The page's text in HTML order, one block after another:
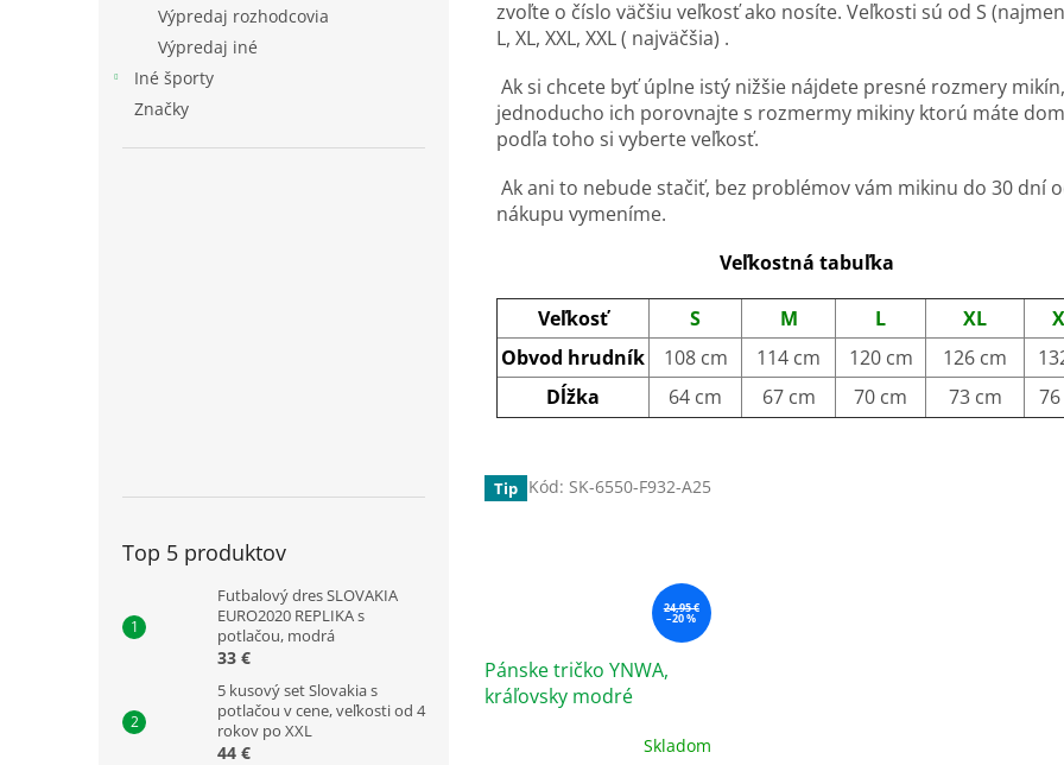
Výpredaj rozhodcovia
Výpredaj iné
Iné športy
Značky
Top 5 produktov
Futbalový dres SLOVAKIA
EURO2020 REPLIKA s
potlačou, modrá
33 €
5 kusový set Slovakia s
potlačou v cene, veľkosti od 4
rokov po XXL
44 €
zvoľte o číslo väčšiu veľkosť ako nosíte. Veľkosti sú od S
L, XL, XXL, XXL ( najväčšia) .
Ak si chcete byť úplne istý nižšie nájdete presné rozmery mikín,
jednoducho ich porovnajte s rozmermy mikiny ktorú máte
podľa toho si vyberte veľkosť.
Ak ani to nebude stačiť, bez problémov vám mikinu do 30 dní
nákupu vymeníme.
Veľkostná tabuľka
Veľkosť S M L XL
Obvod hrudník
108 cm 114 cm 120 cm 126 cm
Dĺžka
64 cm 67 cm 70 cm 73 cm
Tip
24,95 €
–20 %
Pánske tričko YNWA,
kráľovsky modré
Skladom
Kód: SK-6550-F932-A25